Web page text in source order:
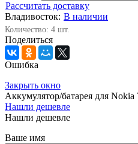
Рассчитать доставку
Владивосток: В наличии
Количество: 4 шт.
Поделиться
Ошибка
Закрыть окно
Аккумулятор/батарея для
Нашли дешевле
Нашли дешевле
Ваше имя